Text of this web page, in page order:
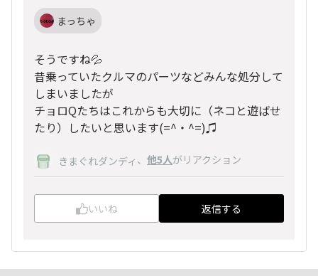
まっちゃ
そうですね💦
昔乗っていたクルマのパーツなどみんな処分して
しまいましたが
チョロQたちはこれからも大切に（ネコと遊ばせ
たり）したいと思います(=^・^=)♫
きまぐれダンディ 、 他5人がリアクション
いいね 返信する